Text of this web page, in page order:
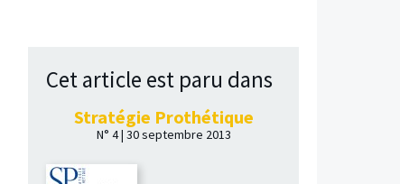
Cet article est paru dans
Stratégie Prothétique
N° 4 | 30 septembre 2013